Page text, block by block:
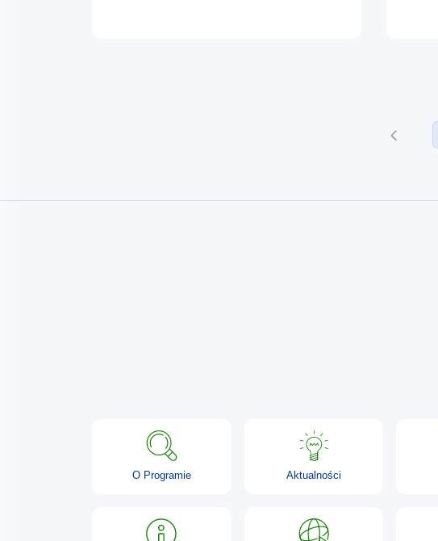
O Programie Aktualności